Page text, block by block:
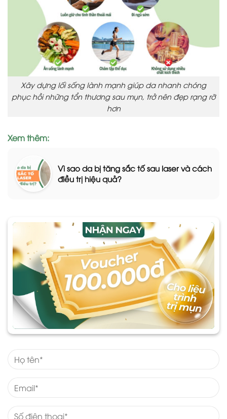
Xây dựng lối sống lành mạnh giúp da nhanh chóng
phục hồi những tổn thương sau mụn, trở nên đẹp rạng rỡ
hơn
Xem thêm:
Vì sao da bị tăng sắc tố sau laser và cách
điều trị hiệu quả?